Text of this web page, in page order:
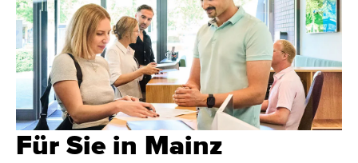
Für Sie in Mainz